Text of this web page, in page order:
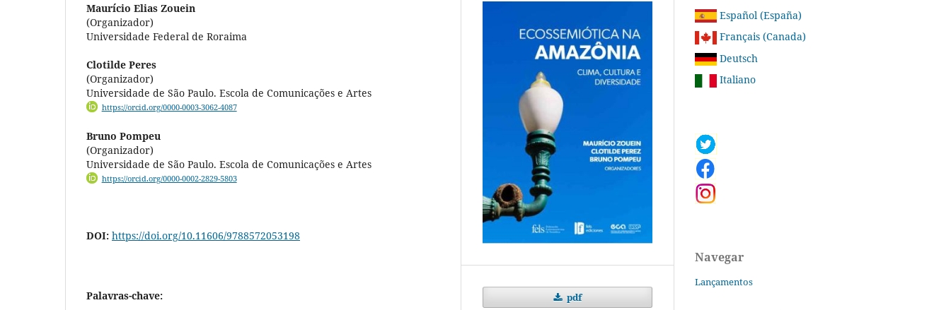
Maurício Elias Zouein
(Organizador)
Universidade Federal de Roraima
Clotilde Peres
(Organizador)
Universidade de São Paulo. Escola de Comunicações e Artes
https://orcid.org/0000-0003-3062-4087
Bruno Pompeu
(Organizador)
Universidade de São Paulo. Escola de Comunicações e Artes
https://orcid.org/0000-0002-2829-5803
DOI: https://doi.org/10.11606/9788572053198
Palavras-chave: pdf
Español (España)
Français (Canada)
Deutsch
Italiano
Navegar
Lançamentos